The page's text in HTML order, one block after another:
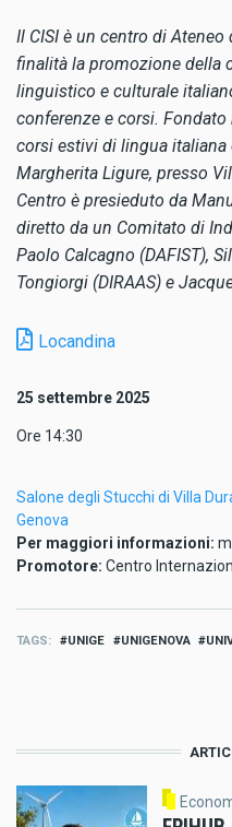
Il CISI è un centro di
finalità la promozione della
linguistico e culturale
conferenze e corsi.
corsi estivi di lingua italiana
Margherita Ligure, presso
Centro è presieduto da
diretto da un Comitato di
Paolo Calcagno (DAFIST),
Tongiorgi (DIRAAS) e
Locandina
25 settembre 2025
Ore 14:30
Salone degli Stucchi di Villa
Genova
Per maggiori informazioni:
Promotore: Centro
TAGS UNIGE UNIGENOVA